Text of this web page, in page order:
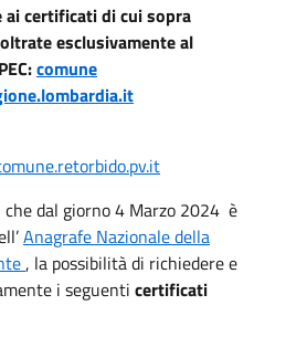
ai certificati di cui sopra
esclusivamente al
comune
dal giorno 4 Marzo 2024 è
Anagrafe Nazionale della
, la possibilità di richiedere e
i seguenti certificati